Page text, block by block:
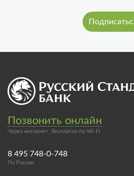
Позвонить онлайн
Через интернет, бесплатно по Wi-Fi
8 495 748-0-748
По России